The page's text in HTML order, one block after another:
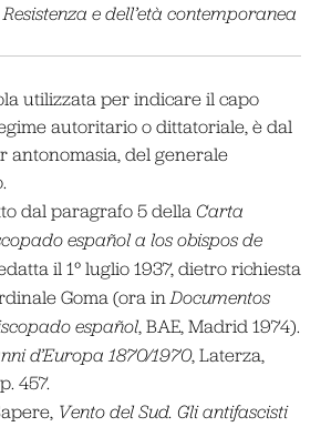
e dell’età contemporanea
utilizzata per indicare il capo
autoritario o dittatoriale, è dal
antonomasia, del generale
dal paragrafo 5 della Carta
español a los obispos de
il 1° luglio 1937, dietro richiesta
Goma (ora in Documentos
español, BAE, Madrid 1974).
d’Europa 1870/1970, Laterza,
457.
Vento del Sud. Gli antifascisti